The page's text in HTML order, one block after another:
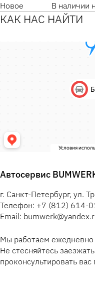
Новое
В наличии
КАК НАС НАЙТИ
Автосервис
г. Санкт-Петербург, ул.
Телефон: +7 (812) 614-
Email:
Мы работаем
Не стесняйтесь
проконсультировать